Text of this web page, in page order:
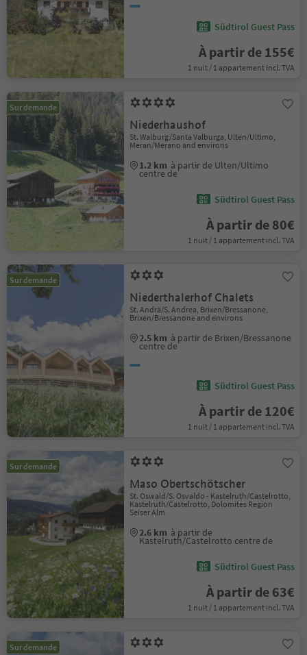
Südtirol Guest Pass
À partir de 155€
1 nuit / 1 appartement incl. TVA
Sur demande
Niederhaushof
St. Walburg/Santa Valburga, Ulten/Ultimo,
Meran/Merano and environs
1.2 km à partir de Ulten/Ultimo
centre de
Südtirol Guest Pass
À partir de 80€
1 nuit / 1 appartement incl. TVA
Sur demande
Niederthalerhof Chalets
St. Andrä/S. Andrea, Brixen/Bressanone,
Brixen/Bressanone and environs
2.5 km à partir de Brixen/Bressanone
centre de
Südtirol Guest Pass
À partir de 120€
1 nuit / 1 appartement incl. TVA
Sur demande
Maso Obertschötscher
St. Oswald/S. Osvaldo - Kastelruth/Castelrotto,
Kastelruth/Castelrotto, Dolomites Region
Seiser Alm
2.6 km à partir de
Kastelruth/Castelrotto centre de
Südtirol Guest Pass
À partir de 63€
1 nuit / 1 appartement incl. TVA
Sur demande